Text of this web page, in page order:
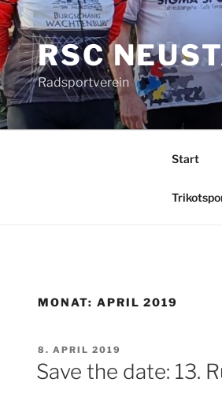
Zum
Inhalt
springenRSC
Radsportverein
Start
MONAT: APRIL 2019
VERÖFFENTLICHT
AM
8. APRIL 2019
Save the date: 13.